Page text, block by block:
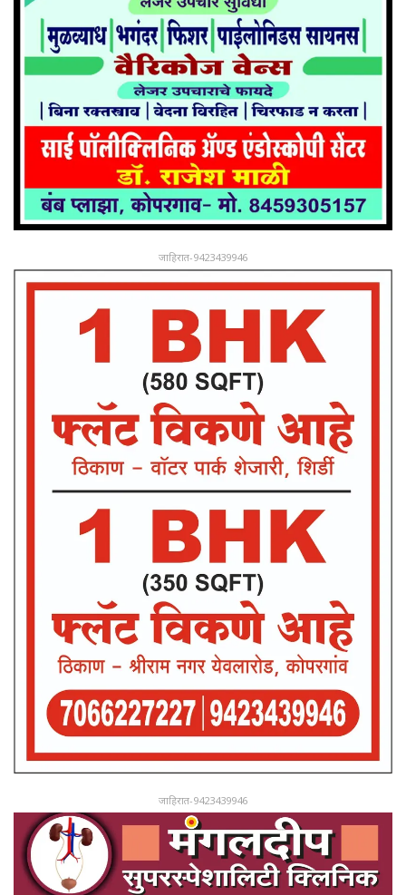
जाहिरात-9423439946
जाहिरात-9423439946